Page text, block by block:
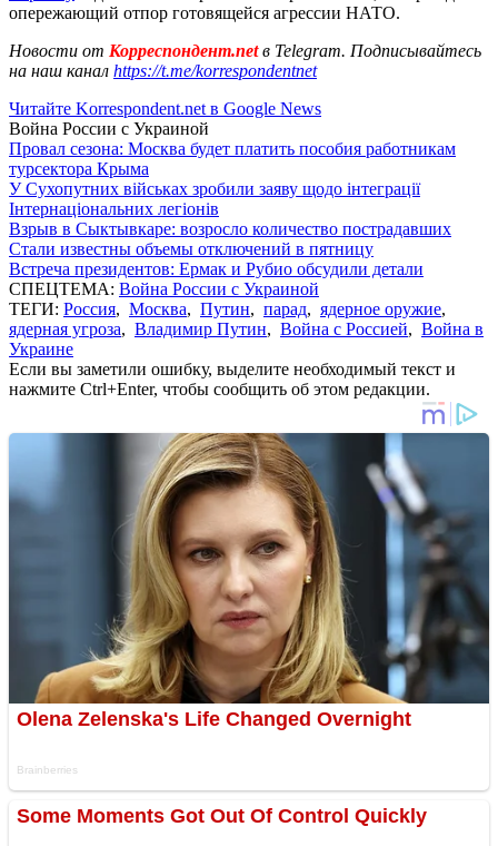
опережающий отпор готовящейся агрессии НАТО.
Новости от Корреспондент.netв Telegram. Подписывайтесь
на наш канал https://t.me/korrespondentnet
Читайте Korrespondent.net в Google News
Война России с Украиной
Провал сезона: Москва будет платить пособия работникам
турсектора Крыма
У Сухопутних військах зробили заяву щодо інтеграції
Інтернаціональних легіонів
Взрыв в Сыктывкаре: возросло количество пострадавших
Стали известны объемы отключений в пятницу
Встреча президентов: Ермак и Рубио обсудили детали
СПЕЦТЕМА: Война России с Украиной
ТЕГИ: Россия, Москва, Путин, парад, ядерное оружие,
ядерная угроза, Владимир Путин, Война с Россией, Война в
Украине
Если вы заметили ошибку, выделите необходимый текст и
нажмите Ctrl+Enter, чтобы сообщить об этом редакции.